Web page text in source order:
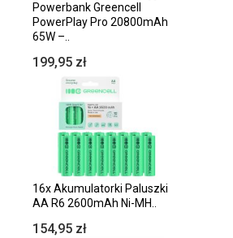
Powerbank Greencell
PowerPlay Pro 20800mAh
65W –..
199,95 zł
16x Akumulatorki Paluszki
AA R6 2600mAh Ni-MH..
154,95 zł